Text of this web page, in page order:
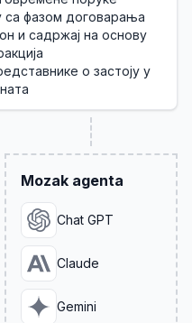
са фазом договарања
и садржај на основу
о застоју у
Mozak agenta
Chat GPT
Claude
Gemini